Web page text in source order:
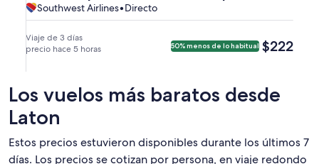
Vegas.
Fresno
y
llegada
a
las
p. m.
a
Las
Vegas.
Vegas
llegada
11:35
Fresno.
(FAT)
a
Las
Vegas
el
vie.,
18
sept.
5:20
a. m.
de
Fresno
y
lun.,
sept.
9:45
Las
Vegas
Southwest
Airlines,
vuelo
directo
Southwest Airlines•Directo
Southwest
Airlines
Viaje de 3 días
precio hace 5 horas
50% menos de lo habitual $222
$222
Los vuelos más baratos desde
Laton
Estos precios estuvieron disponibles durante los últimos 7
días. Los precios se cotizan por persona, en viaje redondo